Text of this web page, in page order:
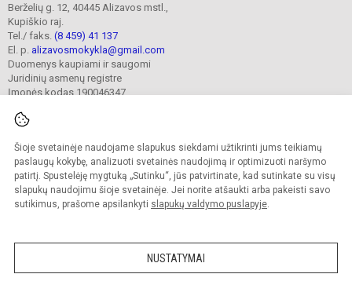
Šioje svetainėje naudojame slapukus siekdami užtikrinti jums teikiamų
paslaugų kokybę, analizuoti svetainės naudojimą ir optimizuoti naršymo
patirtį. Spustelėję mygtuką „Sutinku“, jūs patvirtinate, kad sutinkate su visų
slapukų naudojimu šioje svetainėje. Jei norite atšaukti arba pakeisti savo
sutikimus, prašome apsilankyti slapukų valdymo puslapyje.
NUSTATYMAI
Berželių g. 12, 40445 Alizavos mstl.,
Kupiškio raj.
Tel./ faks. (8 459) 41 137
El. p. alizavosmokykla@gmail.com
Duomenys kaupiami ir saugomi
Juridinių asmenų registre
Įmonės kodas 190046347
© 2023. Kupiškio r. Alizavos pagrindinė mokykla. Visos teisės saugomos.
Kopijuoti turinį be raštiško įstaigos administracijos sutikimo griežtai draudžiama.
Prieinamumo paraiška Slapukų valdymas
Sumanus būdas atnaujinti